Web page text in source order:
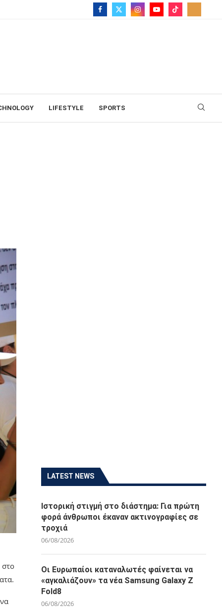
LIFESTYLE SPORTS
στο
LATEST NEWS
Ιστορική στιγμή στο διάστημα: Για πρώτη
φορά άνθρωποι έκαναν ακτινογραφίες σε
τροχιά
06/08/2026
Οι Ευρωπαίοι καταναλωτές φαίνεται να
«αγκαλιάζουν» τα νέα Samsung Galaxy Z
Fold8
06/08/2026